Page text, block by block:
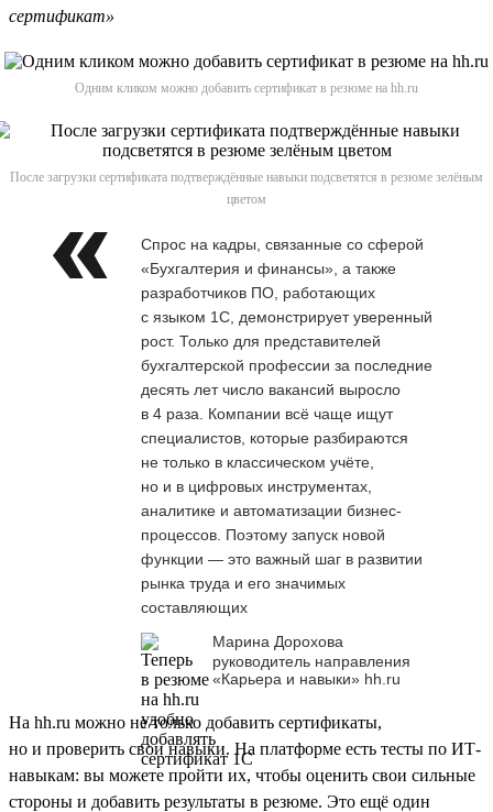
сертификат»
Одним кликом можно добавить сертификат в резюме на hh.ru
После загрузки сертификата подтверждённые навыки подсветятся в резюме зелёным
цветом
Спрос на кадры, связанные со сферой
«Бухгалтерия и финансы», а также
разработчиков ПО, работающих
с языком 1С, демонстрирует уверенный
рост. Только для представителей
бухгалтерской профессии за последние
десять лет число вакансий выросло
в 4 раза. Компании всё чаще ищут
специалистов, которые разбираются
не только в классическом учёте,
но и в цифровых инструментах,
аналитике и автоматизации бизнес-
процессов. Поэтому запуск новой
функции — это важный шаг в развитии
рынка труда и его значимых
составляющих
Марина Дорохова
руководитель направления
«Карьера и навыки» hh.ru
На hh.ru можно не только добавить сертификаты,
но и проверить свои навыки. На платформе есть тесты по ИТ-
навыкам: вы можете пройти их, чтобы оценить свои сильные
стороны и добавить результаты в резюме. Это ещё один